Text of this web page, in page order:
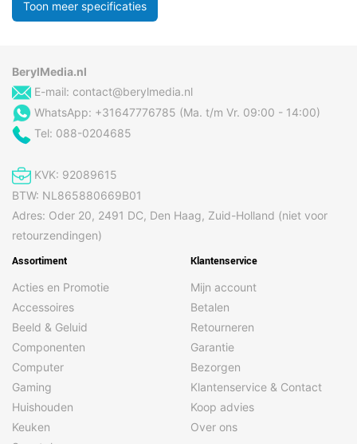
Toon meer specificaties
BerylMedia.nl
E-mail: contact@berylmedia.nl
WhatsApp: +31647776785 (Ma. t/m Vr. 09:00 - 14:00)
Tel: 088-0204685
KVK: 92089615
BTW: NL865880669B01
Adres: Oder 20, 2491 DC, Den Haag, Zuid-Holland (niet voor
retourzendingen)
Assortiment
Acties en Promotie
Accessoires
Beeld & Geluid
Componenten
Computer
Gaming
Huishouden
Keuken
Klantenservice
Mijn account
Betalen
Retourneren
Garantie
Bezorgen
Klantenservice & Contact
Koop advies
Over ons